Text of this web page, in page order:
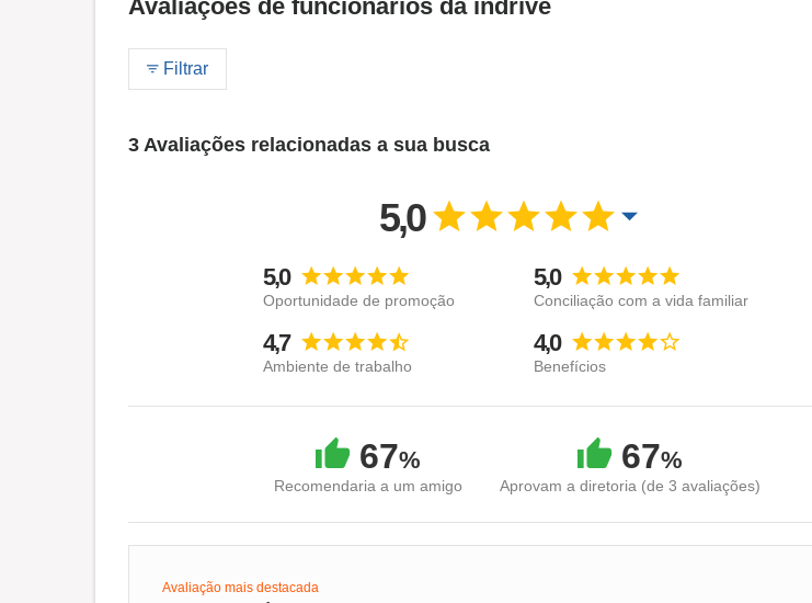
Avaliações de funcionários da indrive
Filtrar
3 Avaliações relacionadas a sua busca
5,0
5,0
Oportunidade de promoção
5,0
Conciliação com a vida familiar
4,7
Ambiente de trabalho
4,0
Benefícios
67%
Recomendaria a um amigo
67%
Aprovam a diretoria (de 3 avaliações)
Avaliação mais destacada